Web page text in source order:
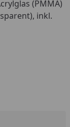
(PMMA)
inkl.